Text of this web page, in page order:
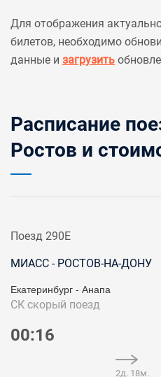
Для отображения
билетов, необходимо
данные и загрузить
Расписание
Ростов и
Поезд 290Е
МИАСС - РОСТОВ-НА-ДОНУ
Екатеринбург - Анапа
СК скорый поезд
00:16
2д. 18м.